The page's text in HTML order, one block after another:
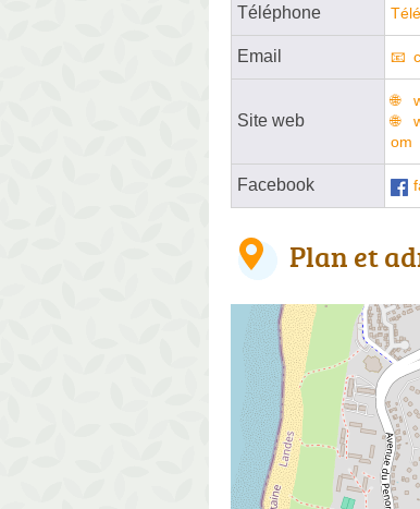
Téléphone
Email
Site web
om
Facebook
Plan et